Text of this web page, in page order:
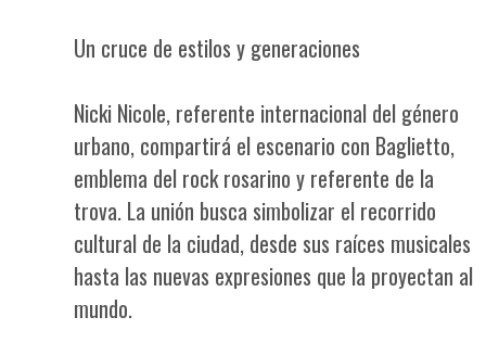
Un cruce de estilos y generaciones
Nicki Nicole, referente internacional del género
urbano, compartirá el escenario con Baglietto,
emblema del rock rosarino y referente de la
trova. La unión busca simbolizar el recorrido
cultural de la ciudad, desde sus raíces musicales
hasta las nuevas expresiones que la proyectan al
mundo.